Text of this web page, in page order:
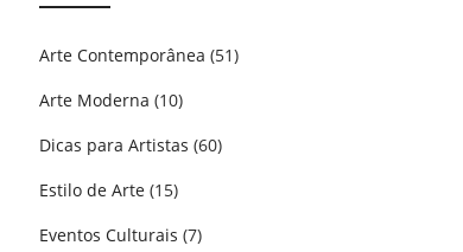
Arte Contemporânea (51)
Arte Moderna (10)
Dicas para Artistas (60)
Estilo de Arte (15)
Eventos Culturais (7)